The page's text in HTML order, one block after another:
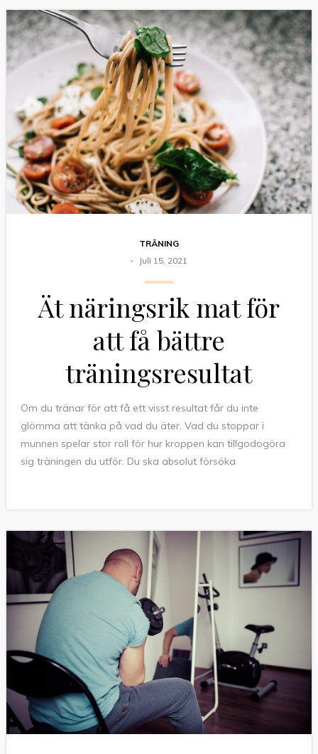
TRÄNING
Juli 15, 2021
Ät näringsrik mat för
att få bättre
träningsresultat
Om du tränar för att få ett visst resultat får du inte
glömma att tänka på vad du äter. Vad du stoppar i
munnen spelar stor roll för hur kroppen kan tillgodogöra
sig träningen du utför. Du ska absolut försöka